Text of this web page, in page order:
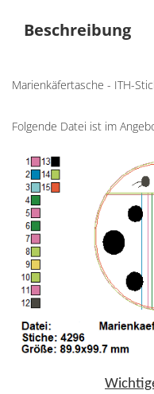
Beschreibung
Marienkäfertasche - ITH-
Folgende Datei ist im